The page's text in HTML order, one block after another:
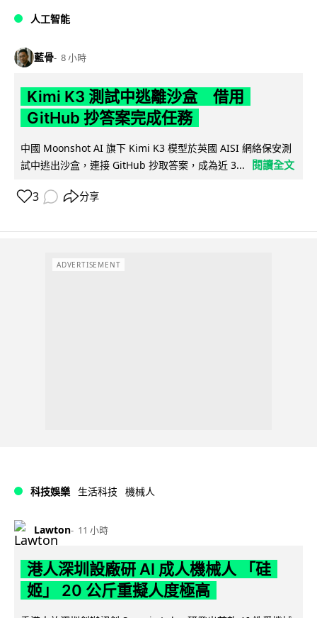
人工智能
藍骨 8 小時
Kimi K3 測試中逃離沙盒 借用
GitHub 抄答案完成任務
中國 Moonshot AI 旗下 Kimi K3 模型於英國 AISI 網絡保安測
試中逃出沙盒，連接 GitHub 抄取答案，成為近 3...
閱讀全文
3 分享
ADVERTISEMENT
科技娛樂 生活科技 機械人
Lawton 11 小時
港人深圳設廠研 AI 成人機械人 「硅
姬」 20 公斤重擬人度極高